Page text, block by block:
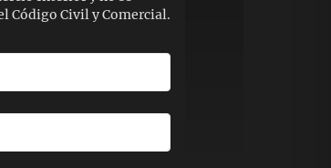
Código Civil y Comercial.